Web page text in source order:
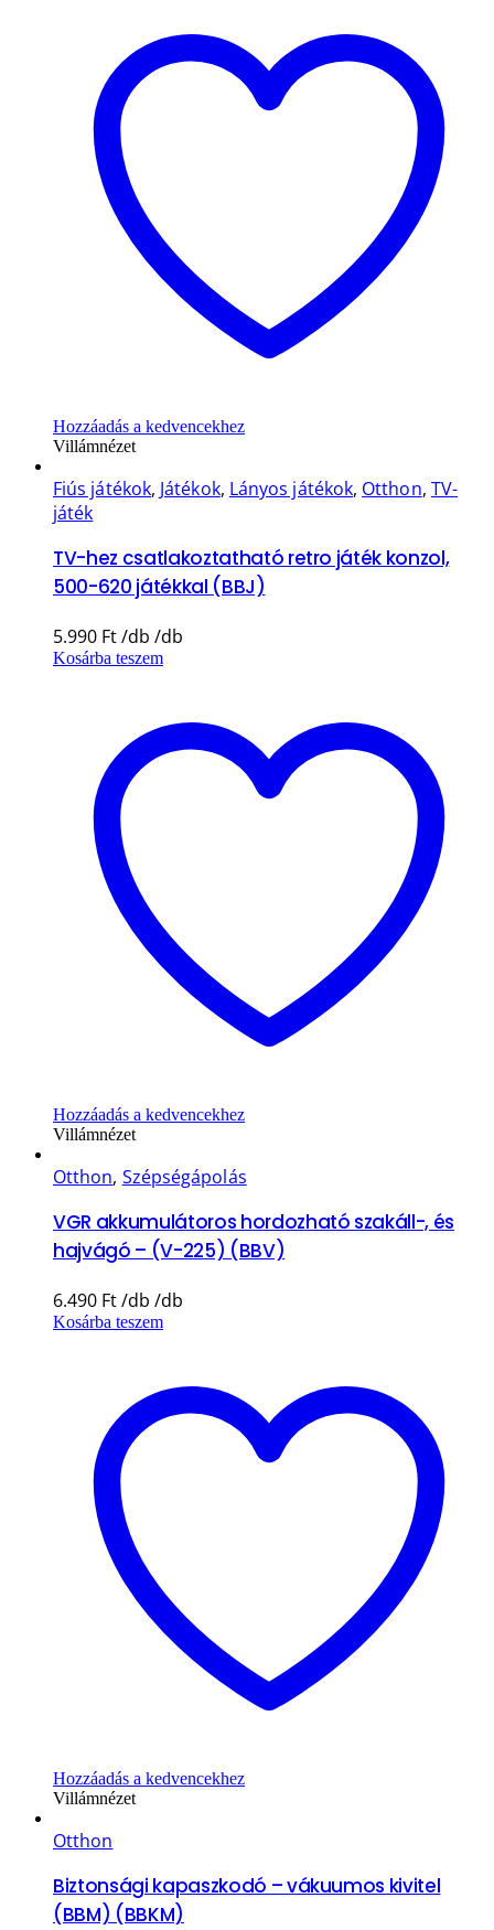
Hozzáadás a kedvencekhez
Villámnézet
Fiús játékok, Játékok, Lányos játékok, Otthon, TV-
játék
TV-hez csatlakoztatható retro játék konzol,
500-620 játékkal (BBJ)
5.990 Ft
Kosárba teszem
Hozzáadás a kedvencekhez
Villámnézet
Otthon, Szépségápolás
VGR akkumulátoros hordozható szakáll-, és
hajvágó – (V-225) (BBV)
6.490 Ft
Kosárba teszem
Hozzáadás a kedvencekhez
Villámnézet
Otthon
Biztonsági kapaszkodó – vákuumos kivitel
(BBM) (BBKM)